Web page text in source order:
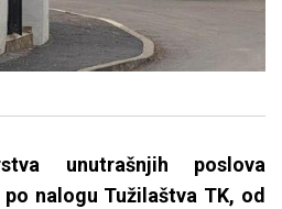
unutrašnjih poslova
nalogu Tužilaštva TK, od